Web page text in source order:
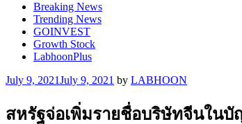
Breaking News
Trending News
GOINVEST
Growth Stock
LabhoonPlus
Posted
July 9, 2021July 9, 2021 by LABHOON
สหรัฐจ่อเพิ่มรายชื่อบริษัทจีนใน